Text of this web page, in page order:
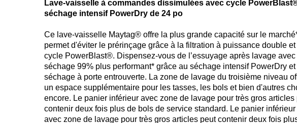
Lave-vaisselle à commandes dissimulées avec cycle
séchage intensif PowerDry de 24 po
Ce lave-vaisselle Maytag® offre la plus grande capacité sur le
permet d'éviter le prérinçage grâce à la filtration à puissance double et
cycle PowerBlast®. Dispensez-vous de l’essuyage après lavage avec
séchage 99% plus performant* grâce au séchage intensif PowerDry et
séchage à porte entrouverte. La zone de lavage du troisième niveau
un espace supplémentaire pour les tasses, les bols et bien d'autres
encore. Le panier inférieur avec zone de lavage pour très gros articles
contenir deux fois plus de bols de service standard. Le panier inférieur
avec zone de lavage pour très gros articles peut contenir deux fois